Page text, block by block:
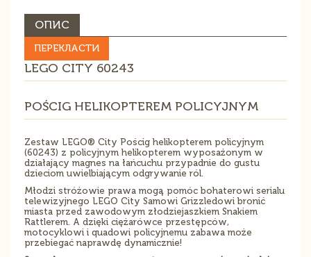
ОПИС
ПЕРЕКЛАСТИ
LEGO CITY 60243
POŚCIG HELIKOPTEREM POLICYJNYM
Zestaw LEGO® City Pościg helikopterem policyjnym
(60243) z policyjnym helikopterem wyposażonym w
działający magnes na łańcuchu przypadnie do gustu
dzieciom uwielbiającym odgrywanie ról.
Młodzi stróżowie prawa mogą pomóc bohaterowi serialu
telewizyjnego LEGO City Samowi Grizzledowi bronić
miasta przed zawodowym złodziejaszkiem Snakiem
Rattlerem. A dzięki ciężarówce przestępców,
motocyklowi i quadowi policyjnemu zabawa może
przebiegać naprawdę dynamicznie!